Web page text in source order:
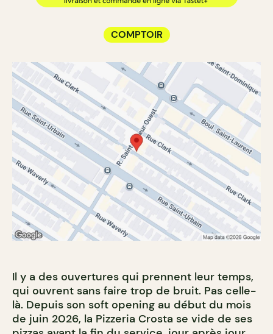
COMPTOIR
Il y a des ouvertures qui prennent leur temps,
qui ouvrent sans faire trop de bruit. Pas celle-
là. Depuis son soft opening au début du mois
de juin 2026, la Pizzeria Crosta se vide de ses